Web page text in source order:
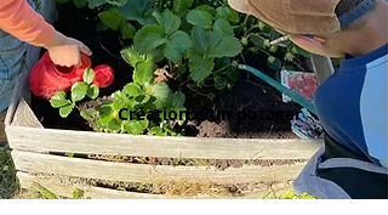
Création d'un potager